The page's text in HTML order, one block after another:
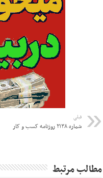
قبلی
شماره ۲۱۳۸ روزنامه کسب و کار
مطالب مرتبط